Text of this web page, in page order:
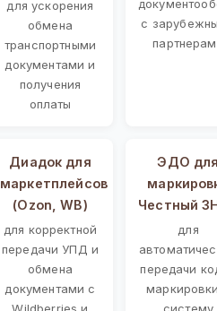
для ускорения
обмена
транспортными
документами и
получения
оплаты
с
Диадок для
маркетплейсов
(Ozon, WB)
для корректной
передачи УПД и
обмена
документами с
ЭДО для
Честный
для
передачи